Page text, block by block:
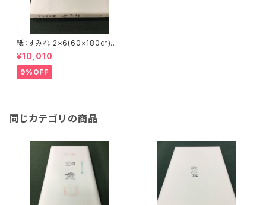
紙：すみれ 2×6(60×180㎝)
(かな向き) <商品番号1575>
¥10,010
9%OFF
同じカテゴリの商品